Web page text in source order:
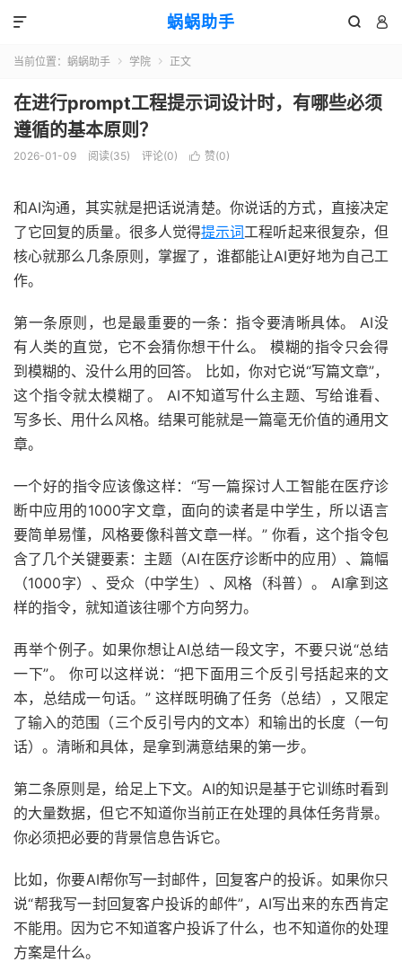
蜗蜗助手  

当前位置： 蜗蜗助手  学院  正文
在进行prompt工程提示词设计时，有哪些必须
遵循的基本原则？
2026-01-09 阅读(35) 评论(0)  赞(0)
和AI沟通，其实就是把话说清楚。你说话的方式，直接决定
了它回复的质量。很多人觉得提示词工程听起来很复杂，但
核心就那么几条原则，掌握了，谁都能让AI更好地为自己工
作。
第一条原则，也是最重要的一条：指令要清晰具体。 AI没
有人类的直觉，它不会猜你想干什么。 模糊的指令只会得
到模糊的、没什么用的回答。 比如，你对它说“写篇文章”，
这个指令就太模糊了。 AI不知道写什么主题、写给谁看、
写多长、用什么风格。结果可能就是一篇毫无价值的通用文
章。
一个好的指令应该像这样：“写一篇探讨人工智能在医疗诊
断中应用的1000字文章，面向的读者是中学生，所以语言
要简单易懂，风格要像科普文章一样。” 你看，这个指令包
含了几个关键要素：主题（AI在医疗诊断中的应用）、篇幅
（1000字）、受众（中学生）、风格（科普）。 AI拿到这
样的指令，就知道该往哪个方向努力。
再举个例子。如果你想让AI总结一段文字，不要只说“总结
一下”。 你可以这样说：“把下面用三个反引号括起来的文
本，总结成一句话。” 这样既明确了任务（总结），又限定
了输入的范围（三个反引号内的文本）和输出的长度（一句
话）。清晰和具体，是拿到满意结果的第一步。
第二条原则是，给足上下文。AI的知识是基于它训练时看到
的大量数据，但它不知道你当前正在处理的具体任务背景。
你必须把必要的背景信息告诉它。
比如，你要AI帮你写一封邮件，回复客户的投诉。如果你只
说“帮我写一封回复客户投诉的邮件”，AI写出来的东西肯定
不能用。因为它不知道客户投诉了什么，也不知道你的处理
方案是什么。